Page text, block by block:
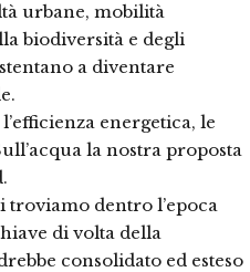
urbane, mobilità
biodiversità e degli
a diventare
energetica, le
la nostra proposta
troviamo dentro l’epoca
di volta della
consolidato ed esteso